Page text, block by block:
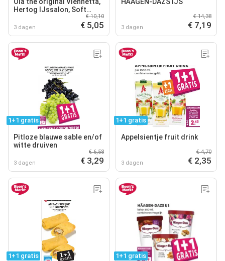
Hertog IJssalon, Soft
vanille roomijs en/of
3 dagen
€ 10,10
€ 5,05 3 dagen
€ 14,38
€ 7,19
1+1 gratis
Pitloze blauwe sable en/of
witte druiven
3 dagen
€ 6,58
€ 3,29
1+1 gratis
Appelsientje fruit drink
3 dagen
€ 4,70
€ 2,35
1+1 gratis 1+1 gratis